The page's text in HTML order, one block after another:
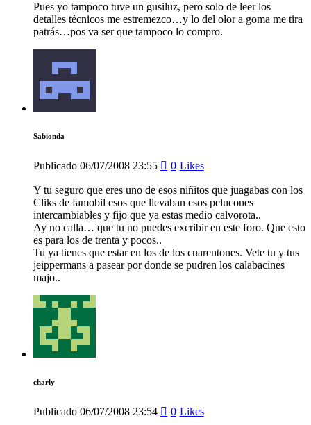
Pues yo tampoco tuve un gusiluz, pero solo de leer los
detalles técnicos me estremezco…y lo del olor a goma me tira
patrás…pos va ser que tampoco lo compro.
Sabionda
Publicado 06/07/2008 23:55 0 Likes
Y tu seguro que eres uno de esos niñitos que juagabas con los
Cliks de famobil esos que llevaban esos pelucones
intercambiables y fijo que ya estas medio calvorota..
Ay no calla… que tu no puedes excribir en este foro. Que esto
es para los de trenta y pocos..
Tu ya tienes que estar en los de los cuarentones. Vete tu y tus
jeippermans a pasear por donde se pudren los calabacines
majo..
charly
Publicado 06/07/2008 23:54 0 Likes